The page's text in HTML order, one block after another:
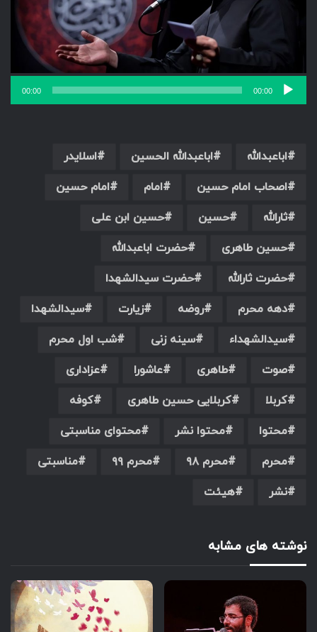
00:00
00:00
اباعبدالله اباعبدالله الحسین
اسلایدر
اصحاب امام حسین
امام
امام حسین
ثارالله
حسین
حسین ابن علی
حسین طاهری
حضرت اباعبدالله
حضرت ثارالله
حضرت سیدالشهدا
دهه محرم
روضه زیارت
سیدالشهدا
سیدالشهداء
سینه زنی
شب اول محرم
صوت
طاهری عاشورا
عزاداری
کربلا
کربلایی حسین طاهری
کوفه
محتوا
محتوا نشر
محتوای مناسبتی
محرم
محرم ۹۸ محرم ۹۹
مناسبتی
نشر
هیئت
نوشته های مشابه